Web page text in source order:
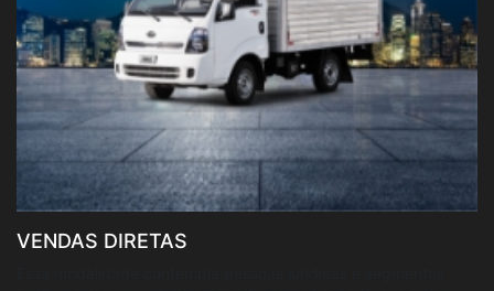
VENDAS DIRETAS